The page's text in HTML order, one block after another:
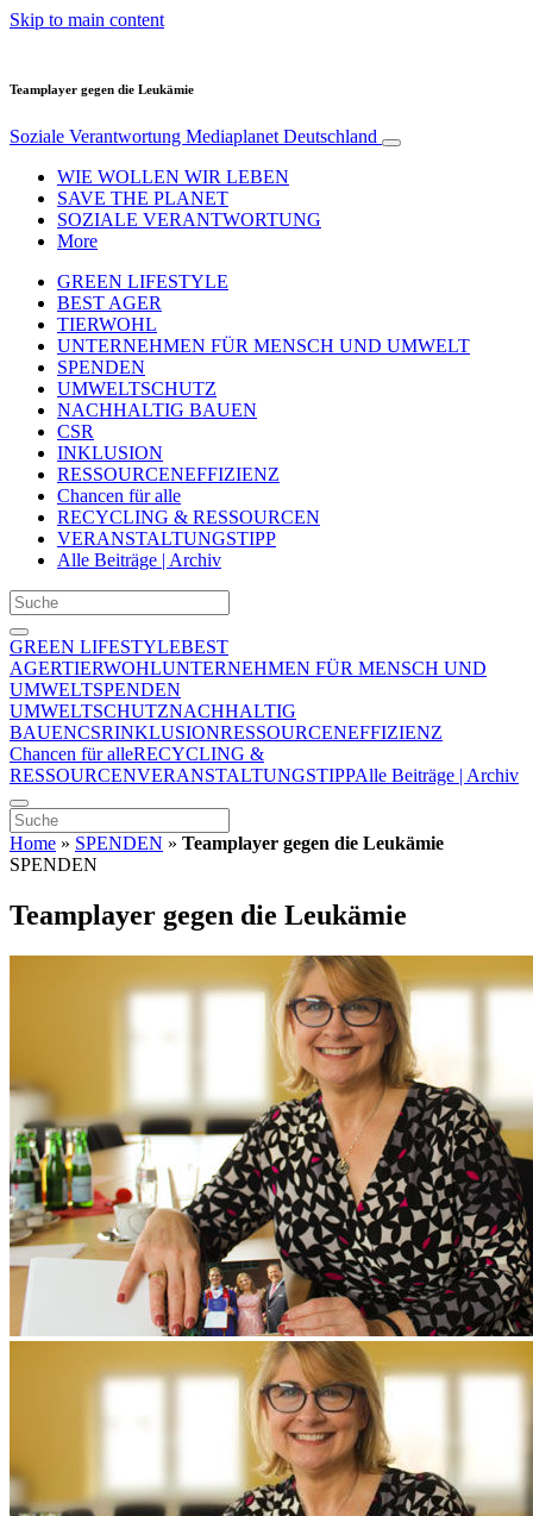
Skip to main content
Teamplayer gegen die Leukämie
Soziale Verantwortung Mediaplanet Deutschland
WIE WOLLEN WIR LEBEN
SAVE THE PLANET
SOZIALE VERANTWORTUNG
More
GREEN LIFESTYLE
BEST AGER
TIERWOHL
UNTERNEHMEN FÜR MENSCH UND UMWELT
SPENDEN
UMWELTSCHUTZ
NACHHALTIG BAUEN
CSR
INKLUSION
RESSOURCENEFFIZIENZ
Chancen für alle
RECYCLING & RESSOURCEN
VERANSTALTUNGSTIPP
Alle Beiträge | Archiv
GREEN LIFESTYLEBEST
AGERTIERWOHLUNTERNEHMEN FÜR MENSCH UND
UMWELTSPENDEN
UMWELTSCHUTZNACHHALTIG
BAUENCSRINKLUSIONRESSOURCENEFFIZIENZ
Chancen für alleRECYCLING &
RESSOURCENVERANSTALTUNGSTIPPAlle Beiträge | Archiv
Home » SPENDEN » Teamplayer gegen die Leukämie
SPENDEN
Teamplayer gegen die Leukämie